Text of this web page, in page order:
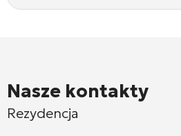
Nasze kontakty
Rezydencja